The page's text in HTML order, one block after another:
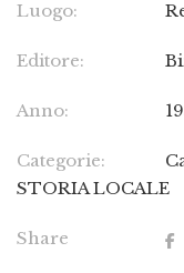
Luogo:
Editore:
Anno:
Categorie:
STORIA LOCALE
Share